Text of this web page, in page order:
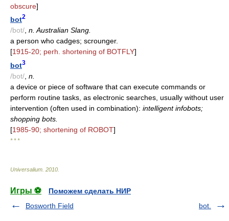
obscure]
bot2
/bot/, n. Australian Slang.
a person who cadges; scrounger.
[1915-20; perh. shortening of BOTFLY]
bot3
/bot/ n.
a device or piece of software that can execute commands or
perform routine tasks, as electronic searches, usually without user
intervention (often used in combination): intelligent infobots;
shopping bots.
[1985-90; shortening of ROBOT]
* * *
Universalium 2010
Игры ⚽
Поможем сделать НИР
Bosworth Field
bot.